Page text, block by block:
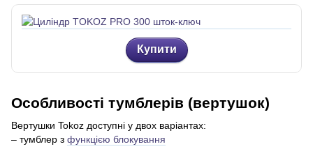
Купити
Особливості тумблерів (вертушок)
Вертушки Tokoz доступні у двох варіантах:
– тумблер з функцією блокування